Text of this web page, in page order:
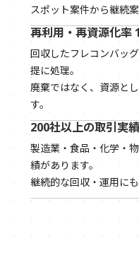
スポット案件から継続
再利用・再資源化率
回収したフレコンバッ
提に処理。
廃棄ではなく、資源と
す。
200社以上の取引実績
製造業・食品・化学・
績があります。
継続的な回収・運用にも